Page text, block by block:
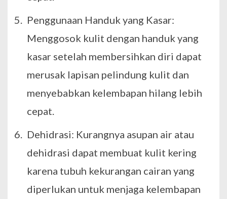
Penggunaan Handuk yang Kasar:
Menggosok kulit dengan handuk yang
kasar setelah membersihkan diri dapat
merusak lapisan pelindung kulit dan
menyebabkan kelembapan hilang lebih
cepat.
Dehidrasi: Kurangnya asupan air atau
dehidrasi dapat membuat kulit kering
karena tubuh kekurangan cairan yang
diperlukan untuk menjaga kelembapan